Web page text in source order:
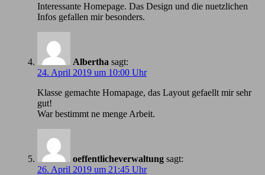
Іnteressante Homepage. Das Design und die nuetzlichen
Infos gefallen mir besonders.
Albertha sagt:
24. April 2019 um 10:00 Uhr
Klasse gemachte Homapage, das Layout gefaellt mir sehr
gut!
War bestimmt ne menge Arbeit.
oeffentlicheverwaltung sagt:
26. April 2019 um 21:45 Uhr